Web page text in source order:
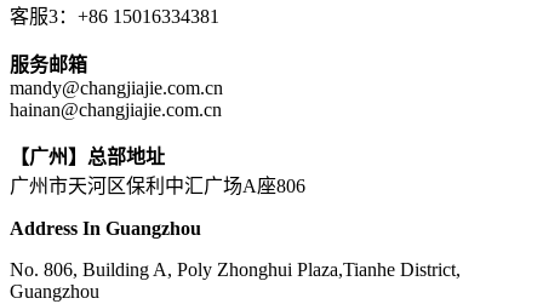
客服3：+86 15016334381
服务邮箱
mandy@changjiajie.com.cn
hainan@changjiajie.com.cn
【广州】总部地址
广州市天河区保利中汇广场A座806
Address In Guangzhou
No. 806, Building A, Poly Zhonghui Plaza,Tianhe District,
Guangzhou